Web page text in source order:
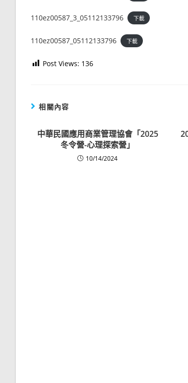
110ez00587_3_05112133796 下載
110ez00587_05112133796 下載
Post Views: 136
相關內容
中華民國應用商業管理協會「2025
冬令營-心理探索營」
10/14/2024